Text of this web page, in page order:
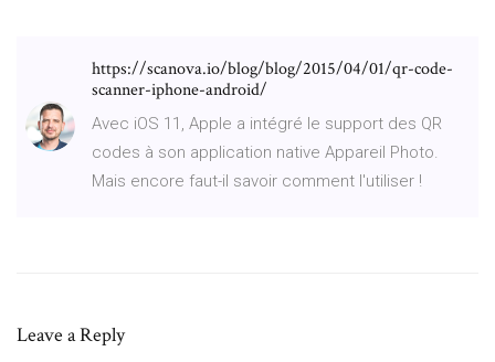
https://scanova.io/blog/blog/2015/04/01/qr-code-
scanner-iphone-android/
Avec iOS 11, Apple a intégré le support des QR
codes à son application native Appareil Photo.
Mais encore faut-il savoir comment l'utiliser !
Leave a Reply